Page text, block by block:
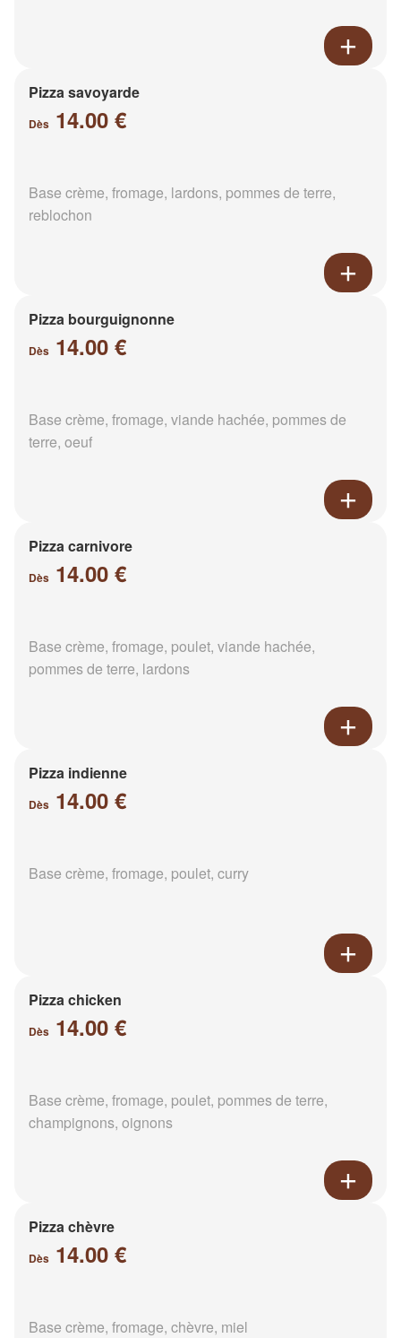
Pizza savoyarde
Dès 14.00 €
Base crème, fromage, lardons, pommes de terre,
reblochon
Pizza bourguignonne
Dès 14.00 €
Base crème, fromage, viande hachée, pommes de
terre, oeuf
Pizza carnivore
Dès 14.00 €
Base crème, fromage, poulet, viande hachée,
pommes de terre, lardons
Pizza indienne
Dès 14.00 €
Base crème, fromage, poulet, curry
Pizza chicken
Dès 14.00 €
Base crème, fromage, poulet, pommes de terre,
champignons, oignons
Pizza chèvre
Dès 14.00 €
Base crème, fromage, chèvre, miel